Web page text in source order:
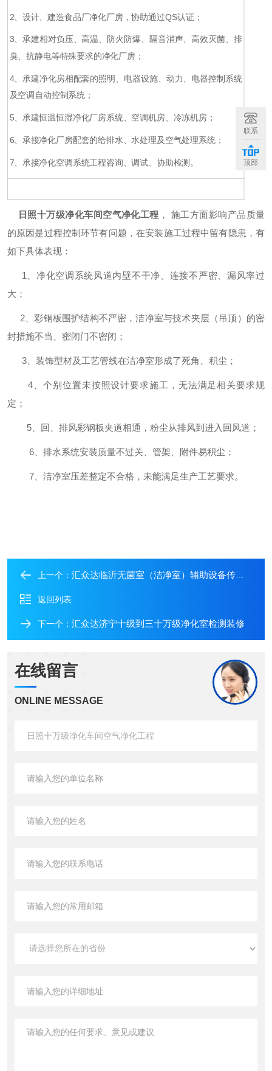
2 、设计、建造食品厂净化厂房，协助通过QS认证；
3、承建相对负压、高温、防火防爆、隔音消声、高效灭菌、排
臭、抗静电等特殊要求的净化厂房；
4、承建净化房相配套的照明、电器设施、动力、电器控制系统
及空调自动控制系统；
5 、承建恒温恒湿净化厂房系统、空调机房、冷冻机房；
6 、承接净化厂房配套的给排水、水处理及空气处理系统；
7 、承接净化空调系统工程咨询、调试、协助检测。
日照十万级净化车间空气净化工程 ，
施工方面影响产品质量
的原因是过程控制环节有问题，在安装施工过程中留有隐患，有
如下具体表现：
1 、净化空调系统风道内壁不干净、连接不严密、漏风率过
大；
2、彩钢板围护结构不严密，洁净室与技术夹层（吊顶）的密
封措施不当、密闭门不密闭；
3 、装饰型材及工艺管线在洁净室形成了死角、积尘；
4 、个别位置未按照设计要求施工，无法满足相关要求规
定；
5 、回、排风彩钢板夹道相通，粉尘从排风到进入回风道；
6 、排水系统安装质量不过关、管架、附件易积尘；
7 、洁净室压差整定不合格，未能满足生产工艺要求。
上一个： 汇众达临沂无菌室（洁净室）辅助设备传递窗
返回列表
下一个： 汇众达济宁十级到三十万级净化室检测装修
在线留言
ONLINE MESSAGE
联系
顶部